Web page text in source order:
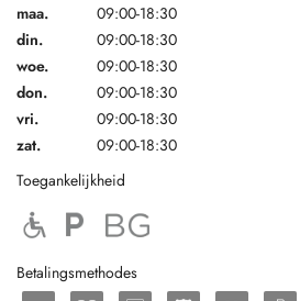
maa.
09:00-18:30
din.
09:00-18:30
woe.
09:00-18:30
don.
09:00-18:30
vri.
09:00-18:30
zat.
09:00-18:30
Toegankelijkheid
Betalingsmethodes